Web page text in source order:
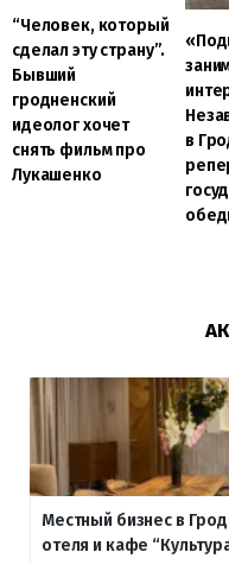
“Человек, который
сделал эту страну”.
Бывший
гродненский
идеолог хочет
снять фильм про
Лукашенко
в
Местный бизнес в
отеля и кафе